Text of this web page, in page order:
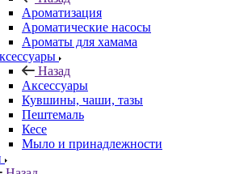
Ароматизация
Ароматические насосы
Ароматы для хамама
Назад
Аксессуары
Кувшины, чаши, тазы
Пештемаль
Кесе
Мыло и принадлежности